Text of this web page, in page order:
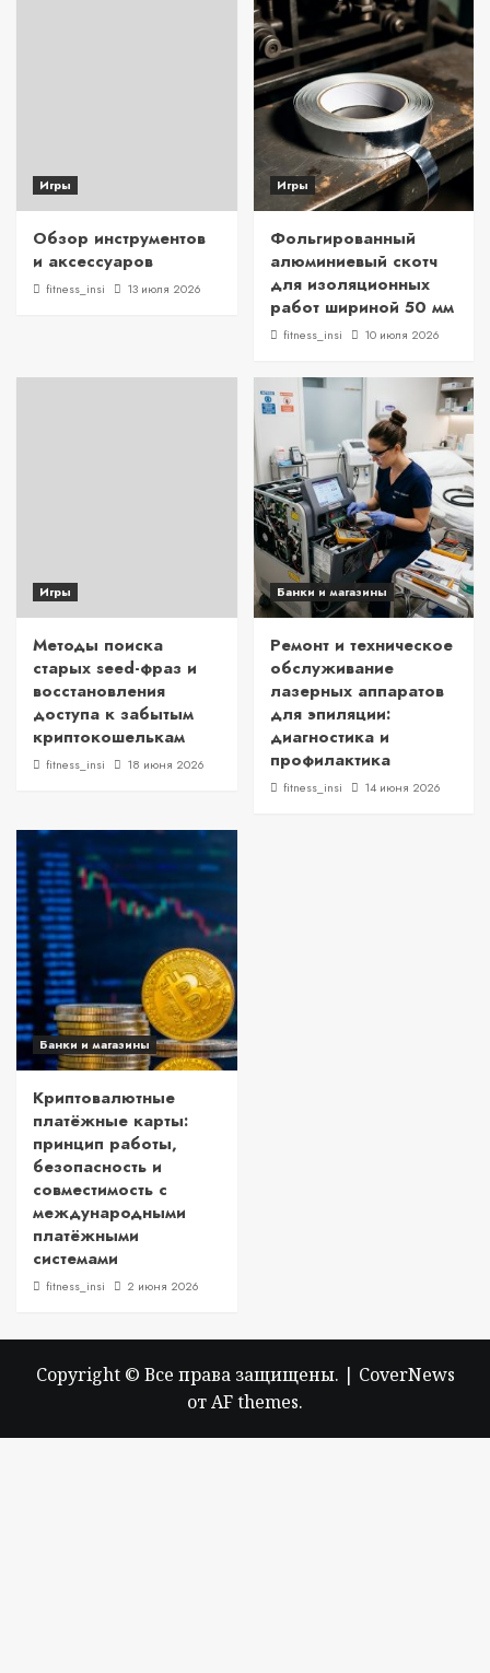
Игры
Обзор инструментов
и аксессуаров
fitness_insi 13 июля 2026
Игры
Фольгированный
алюминиевый скотч
для изоляционных
работ шириной 50 мм
fitness_insi 10 июля 2026
Игры
Методы поиска
старых seed-фраз и
восстановления
доступа к забытым
криптокошелькам
fitness_insi 18 июня 2026
Банки и магазины
Ремонт и техническое
обслуживание
лазерных аппаратов
для эпиляции:
диагностика и
профилактика
fitness_insi 14 июня 2026
Банки и магазины
Криптовалютные
платёжные карты:
принцип работы,
безопасность и
совместимость с
международными
платёжными
системами
fitness_insi 2 июня 2026
Copyright © Все права защищены. | CoverNews
от AF themes.